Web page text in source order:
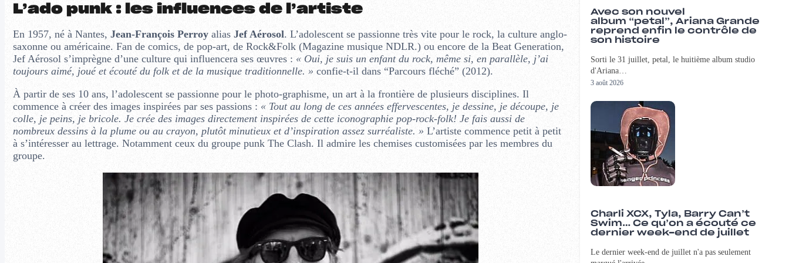
L’ado punk : les influences de l’artiste
En 1957, né à Nantes, Jean-François Perroyalias Jef Aérosol. L’adolescent se passionne très vite pour le rock, la culture anglo-
saxonne ou américaine. Fan de comics, de pop-art, de Rock&Folk (Magazine musique NDLR.) ou encore de la Beat Generation,
Jef Aérosol s’imprègne d’une culture qui influencera ses œuvres : « Oui, je suis un enfant du rock, même si, en parallèle, j’ai
toujours aimé, joué et écouté du folk et de la musique traditionnelle. » confie-t-il dans “Parcours fléché” (2012).
À partir de ses 10 ans, l’adolescent se passionne pour le photo-graphisme, un art à la frontière de plusieurs disciplines. Il
commence à créer des images inspirées par ses passions : « Tout au long de ces années effervescentes, je dessine, je découpe, je
colle, je peins, je bricole. Je crée des images directement inspirées de cette iconographie pop-rock-folk! Je fais aussi de
nombreux dessins à la plume ou au crayon, plutôt minutieux et d’inspiration assez surréaliste. » L’artiste commence petit à petit
à s’intéresser au lettrage. Notamment ceux du groupe punk The Clash. Il admire les chemises customisées par les membres du
groupe.
Avec son nouvel
album “petal”, Ariana Grande
reprend enfin le contrôle de
son histoire
Sorti le 31 juillet, petal, le huitième album studio
d'Ariana…
3 août 2026
Charli XCX, Tyla, Barry Can’t
Swim… Ce qu’on a écouté ce
dernier week-end de juillet
Le dernier week-end de juillet n'a pas seulement